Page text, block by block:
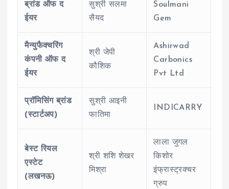
ब्रांड ऑफ द
ईयर
सुश्री सलमा
सैयद
Soulmani
Gem
मैन्युफैक्चरिंग
कंपनी ऑफ द
ईयर
श्री जेपी
कौशिक
Ashirwad
Carbonics
Pvt Ltd
प्रॉमिसिंग ब्रांड
(स्टार्टअप)
सुश्री आइनी
फातिमा
INDICARRY
बेस्ट रियल
एस्टेट
(लखनऊ)
श्री शशि शेखर
मिश्रा
लाला जुगल
किशोर
इंफ्रास्ट्रक्चर
ग्रुप